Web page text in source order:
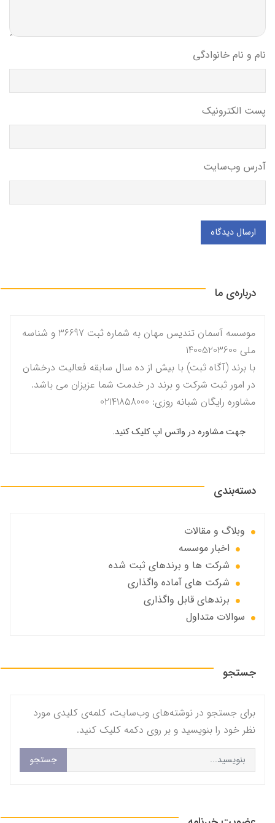
نام و نام خانوادگی
پست الکترونیک
آدرس وب‌سایت
ارسال دیدگاه
درباره‌ی ما
موسسه آسمان تندیس مهان به شماره ثبت 36697 و شناسه
ملی 14005203600
با برند (آگاه ثبت) با بیش از ده سال سابقه فعالیت درخشان
در امور ثبت شرکت و برند در خدمت شما عزیزان می باشد.
مشاوره رایگان شبانه روزی: 02141858000
جهت مشاوره در واتس اپ کلیک کنید.
دسته‌بندی
وبلاگ و مقالات
اخبار موسسه
شرکت ها و برندهای ثبت شده
شرکت های آماده واگذاری
برندهای قابل واگذاری
سوالات متداول
جستجو
برای جستجو در نوشته‌های وب‌سایت، کلمه‌ی کلیدی مورد
نظر خود را بنویسید و بر روی دکمه کلیک کنید.
جستجو